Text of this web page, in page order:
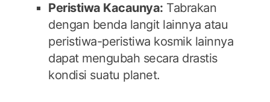
Peristiwa Kacaunya: Tabrakan
dengan benda langit lainnya atau
peristiwa-peristiwa kosmik lainnya
dapat mengubah secara drastis
kondisi suatu planet.